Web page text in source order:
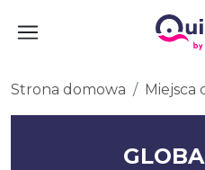
Strona domowa Miejsca